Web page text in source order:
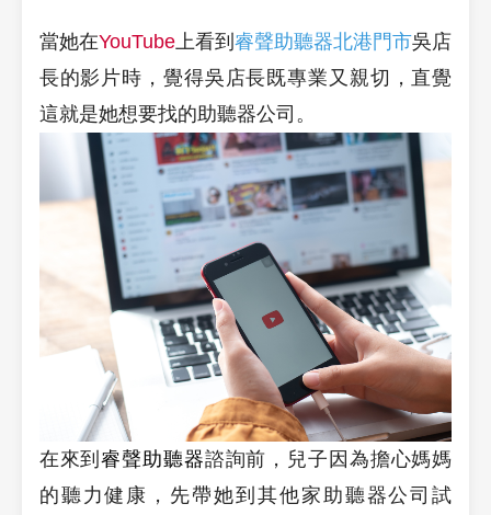
當她在YouTube上看到 睿聲助聽器北港門市吳店
長的影片時，覺得吳店長既專業又親切，直覺
這就是她想要找的助聽器公司。
在來到睿聲助聽器諮詢前，兒子因為擔心媽媽
的聽力健康，先帶她到其他家助聽器公司試